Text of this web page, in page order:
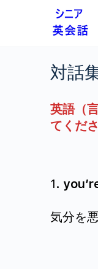
対話
英語（
てくだ
1.
気分を